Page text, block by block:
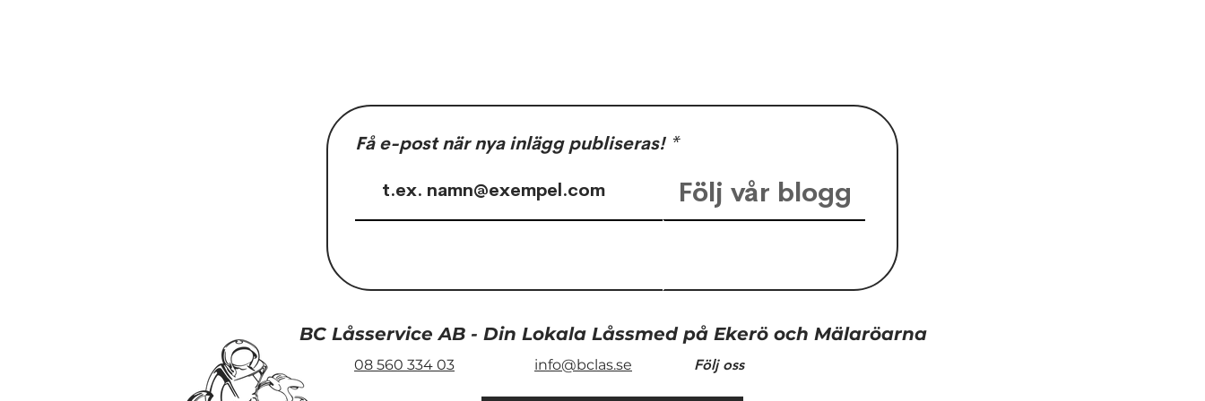
Nu töar det
Lördagsöppet i snön
Få e-post när nya inlägg publiseras!
Följ vår blogg
BC Låsservice AB - Din Lokala Låssmed på Ekerö och Mälaröarna
info@bclas.se
08 560 334 03 Följ oss